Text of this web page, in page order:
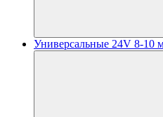
Универсальные 24V 8-10